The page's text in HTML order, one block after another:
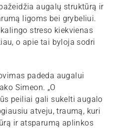
augalų struktūrą ir
ligoms bei grybeliui.
streso kiekvienas
o apie tai byloja sodri
padeda augalui
Simeon. „O
peiliai gali sukelti augalo
atveju, traumą, kuri
ir atsparumą aplinkos